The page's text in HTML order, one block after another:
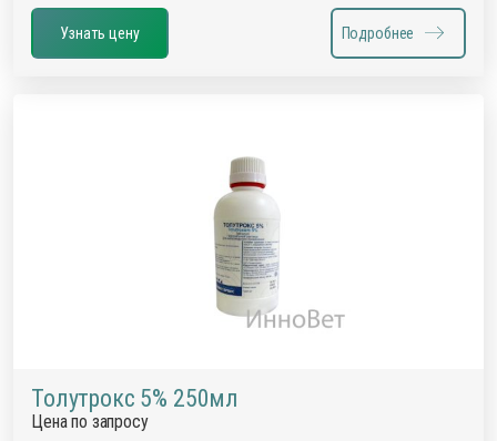
Узнать цену Подробнее
Толутрокс 5% 250мл
Цена по запросу